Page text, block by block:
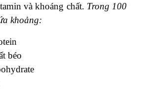
và khoáng chất. Trong 100
khoảng:
béo